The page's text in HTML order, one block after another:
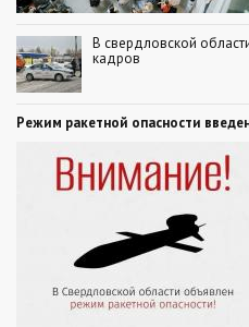
В свердловской
кадров
Режим ракетной опасности